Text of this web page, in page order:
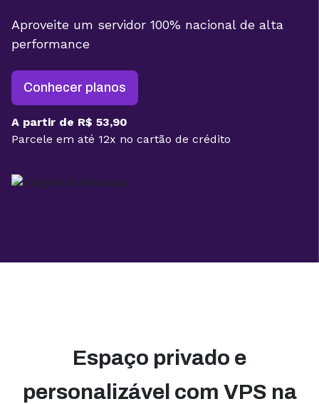
Aproveite um servidor 100% nacional de alta
performance
Conhecer planos
A partir de R$ 53,90
Parcele em até 12x no cartão de crédito
Espaço privado e
personalizável com VPS na